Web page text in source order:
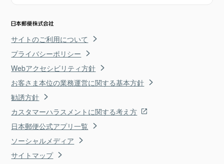
サイトのご利用について
プライバシーポリシー
Webアクセシビリティ方針
お客さま本位の業務運営に関する基本方針
勧誘方針
カスタマーハラスメントに関する考え方
日本郵便公式アプリ一覧
ソーシャルメディア
サイトマップ